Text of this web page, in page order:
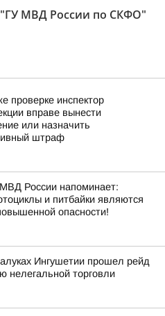
МВД России по СКФО"
проверке инспектор
вправе вынести
или назначить
штраф
России напоминает:
и питбайки являются
опасности!
Ингушетии прошел рейд
нелегальной торговли